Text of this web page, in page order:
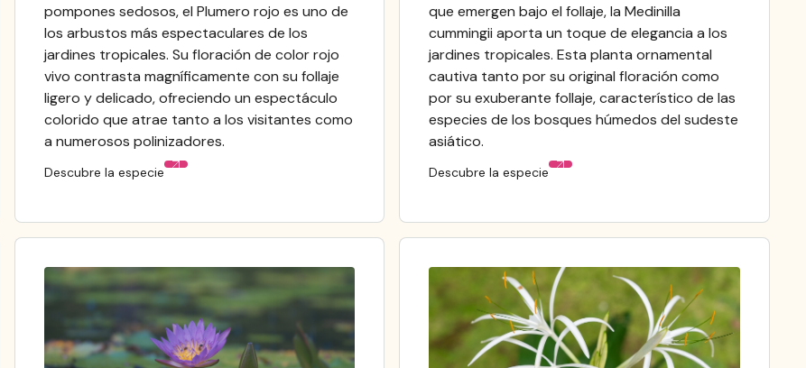
pompones sedosos, el Plumero rojo es uno de
los arbustos más espectaculares de los
jardines tropicales. Su floración de color rojo
vivo contrasta magníficamente con su follaje
ligero y delicado, ofreciendo un espectáculo
colorido que atrae tanto a los visitantes como
a numerosos polinizadores.
Descubre la especie
que emergen bajo el follaje, la Medinilla
cummingii aporta un toque de elegancia a los
jardines tropicales. Esta planta ornamental
cautiva tanto por su original floración como
por su exuberante follaje, característico de las
especies de los bosques húmedos del sudeste
asiático.
Descubre la especie